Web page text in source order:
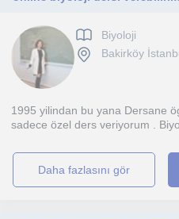
Biyoloji
Bakirköy
1995 yilindan bu yana Dersane
sadece özel ders veriyorum .
daha fazlasını gör